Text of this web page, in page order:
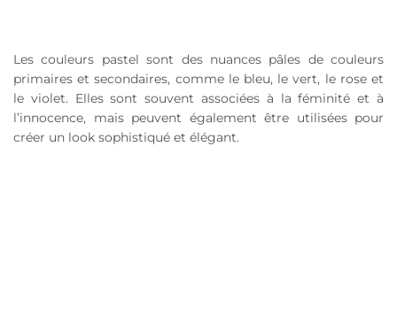
Les couleurs pastel sont des nuances pâles de couleurs
primaires et secondaires, comme le bleu, le vert, le rose et
le violet. Elles sont souvent associées à la féminité et à
l’innocence, mais peuvent également être utilisées pour
créer un look sophistiqué et élégant.